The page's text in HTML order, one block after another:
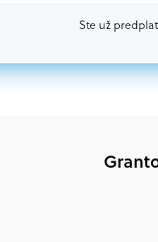
alebo akákoľvek
Ste už